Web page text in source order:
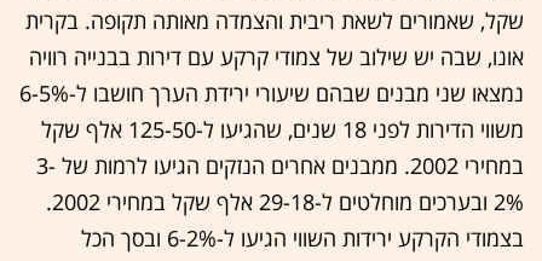
שקל, שאמורים לשאת ריבית והצמדה מאותה תקופה. בקרית
אונו, שבה יש שילוב של צמודי קרקע עם דירות בבנייה רוויה
נמצאו שני מבנים שבהם שיעורי ירידת הערך חושבו ל-6-5%
משווי הדירות לפני 18 שנים, שהגיעו ל-125-50 אלף שקל
במחירי 2002. ממבנים אחרים הנזקים הגיעו לרמות של 3-
2% ובערכים מוחלטים ל-29-18 אלף שקל במחירי 2002.
בצמודי הקרקע ירידות השווי הגיעו ל-6-2% ובסך הכל